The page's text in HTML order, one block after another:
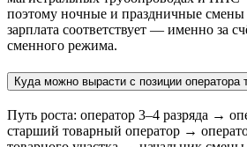
поэтому ночные и праздничные
зарплата соответствует — именно за
сменного режима.
Куда можно вырасти с позиции оператора
Путь роста: оператор 3–4 разряда →
старший товарный оператор →